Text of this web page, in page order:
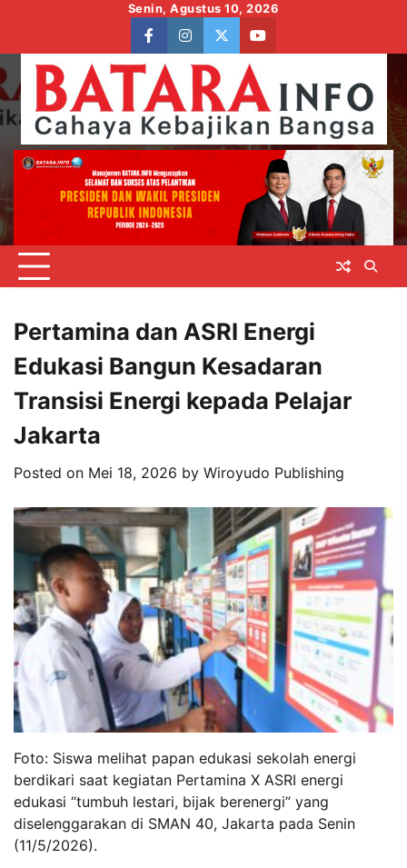
content
Senin, Agustus 10, 2026
facebookinstagram
twitteryoutube
Pertamina dan ASRI Energi
Edukasi Bangun Kesadaran
Transisi Energi kepada Pelajar
Jakarta
Posted on Mei 18, 2026 by Wiroyudo Publishing
Foto: Siswa melihat papan edukasi sekolah energi
berdikari saat kegiatan Pertamina X ASRI energi
edukasi “tumbuh lestari, bijak berenergi” yang
diselenggarakan di SMAN 40, Jakarta pada Senin
(11/5/2026).